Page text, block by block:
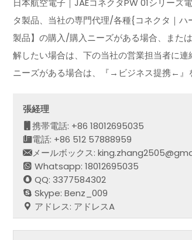
日本航空電子｜JAEコネクタPW 01シリー
タ製品、当社の専門代理/各種{コネクタ｜
製品】の購入/購入ニーズがある場合、また
解したい場合は、下の当社の営業担当者に
ニーズがある場合は、『→ビジネス提携←』
張経理
携帯電話: +86 18012695035
電話: +86 512 57888959
メールボックス:
Whatsapp: 18012695035
QQ: 3377584302
Skype: Benz_009
アドレス: アドレスA